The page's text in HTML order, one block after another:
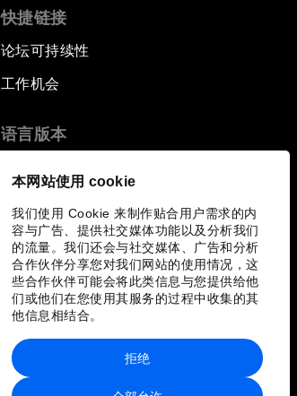
本网站使用 cookie
我们使用 Cookie 来制作贴合用户需求的内
容与广告、提供社交媒体功能以及分析我们
的流量。我们还会与社交媒体、广告和分析
合作伙伴分享您对我们网站的使用情况，这
些合作伙伴可能会将此类信息与您提供给他
们或他们在您使用其服务的过程中收集的其
他信息相结合。
拒绝
快捷链接
论坛可持续性
工作机会
语言版本